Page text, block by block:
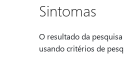
Sintomas
O resultado da
usando critérios de